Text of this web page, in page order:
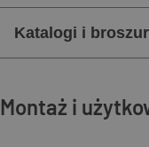
Cennik
Katalogi i
Montaż i